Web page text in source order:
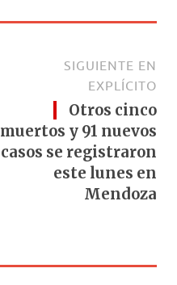
SIGUIENTE EN
EXPLÍCITO
Otros cinco
muertos y 91 nuevos
casos se registraron
este lunes en
Mendoza